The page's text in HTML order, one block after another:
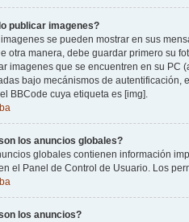
publicar imagenes?
se pueden mostrar en sus
otra manera, debe guardar primero su
imagenes que se encuentren en su PC
bajo mecánismos de autentificación,
BBCode cuya etiqueta es [img].
los anuncios globales?
globales contienen información
el Panel de Control de Usuario. Los
los anuncios?